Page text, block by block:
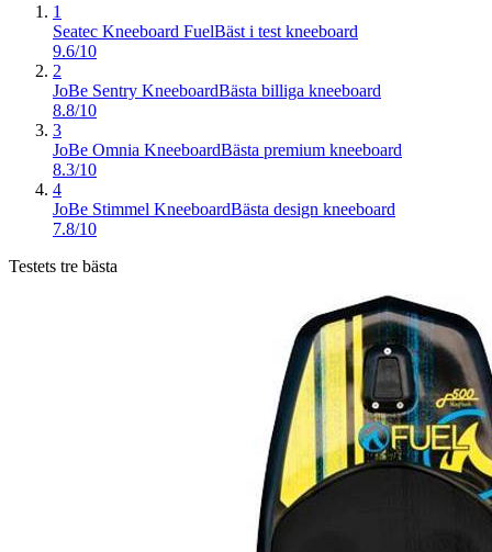
1
Seatec Kneeboard FuelBäst i test kneeboard
9.6/10
2
JoBe Sentry KneeboardBästa billiga kneeboard
8.8/10
3
JoBe Omnia KneeboardBästa premium kneeboard
8.3/10
4
JoBe Stimmel KneeboardBästa design kneeboard
7.8/10
Testets tre bästa